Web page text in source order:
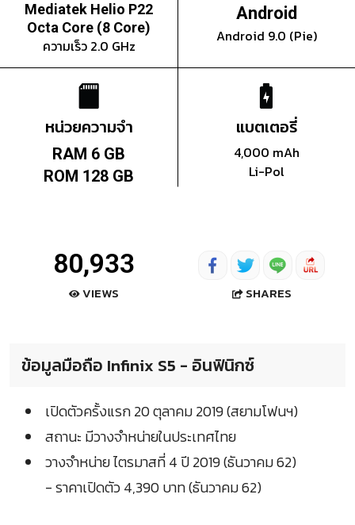
Mediatek Helio P22
Octa Core (8 Core)
ความเร็ว 2.0 GHz
Android
Android 9.0 (Pie)
หน่วยความจำ
RAM 6 GB
ROM 128 GB
แบตเตอรี่
4,000 mAh
Li-Pol
80,933
VIEWS SHARES
ข้อมูลมือถือ Infinix S5 - อินฟินิกซ์
เปิดตัวครั้งแรก 20 ตุลาคม 2019 (สยามโฟนฯ)
สถานะ มีวางจำหน่ายในประเทศไทย
วางจำหน่าย ไตรมาสที่ 4 ปี 2019 (ธันวาคม 62)
- ราคาเปิดตัว 4,390 บาท (ธันวาคม 62)